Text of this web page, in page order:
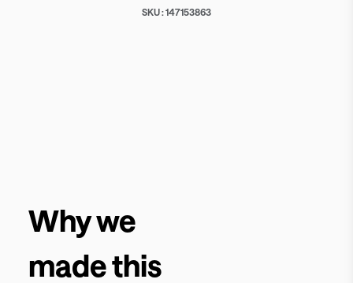
SKU :147153863
Why we
made this